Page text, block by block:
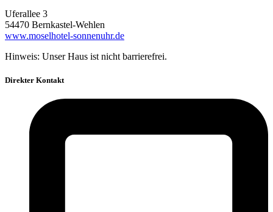
Uferallee 3
54470 Bernkastel-Wehlen
www.moselhotel-sonnenuhr.de
Hinweis: Unser Haus ist nicht barrierefrei.
Direkter Kontakt